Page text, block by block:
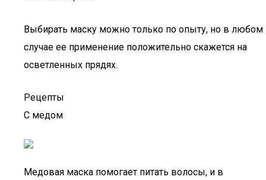
Выбирать маску можно только по опыту, но в любом
случае ее применение положительно скажется на
осветленных прядях.
Рецепты
С медом
Медовая маска помогает питать волосы, и в